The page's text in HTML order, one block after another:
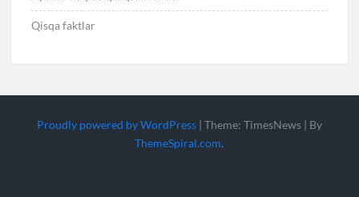
Qisqa faktlar
Proudly powered by WordPress | Theme: TimesNews | By
ThemeSpiral.com.